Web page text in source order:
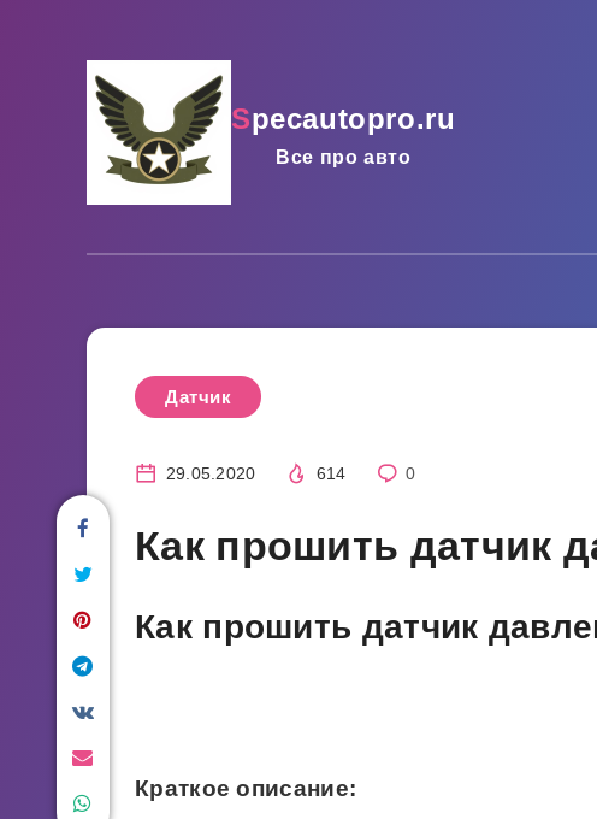
specautopro.ru
Все про авто
Датчик
29.05.2020 614 0
Как прошить датчик
Как прошить датчик
Краткое описание: